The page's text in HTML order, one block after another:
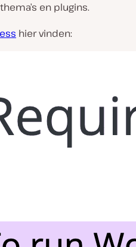
en plugins.
hier vinden: